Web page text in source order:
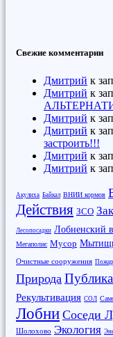
Свежие комментарии
Дмитрий к
Дмитрий к
Дмитрий к
Дмитрий к
застроить!!!
Дмитрий к
Дмитрий к
Акулиха Байкал ВНИИ кормов
Действия ЗСО
Лесопосадки Лобненский
Мегаполис Мусор
Очистные сооружения
Природа
Рекультивация СОЛ
Лобни Соседи
Шолохово Экология